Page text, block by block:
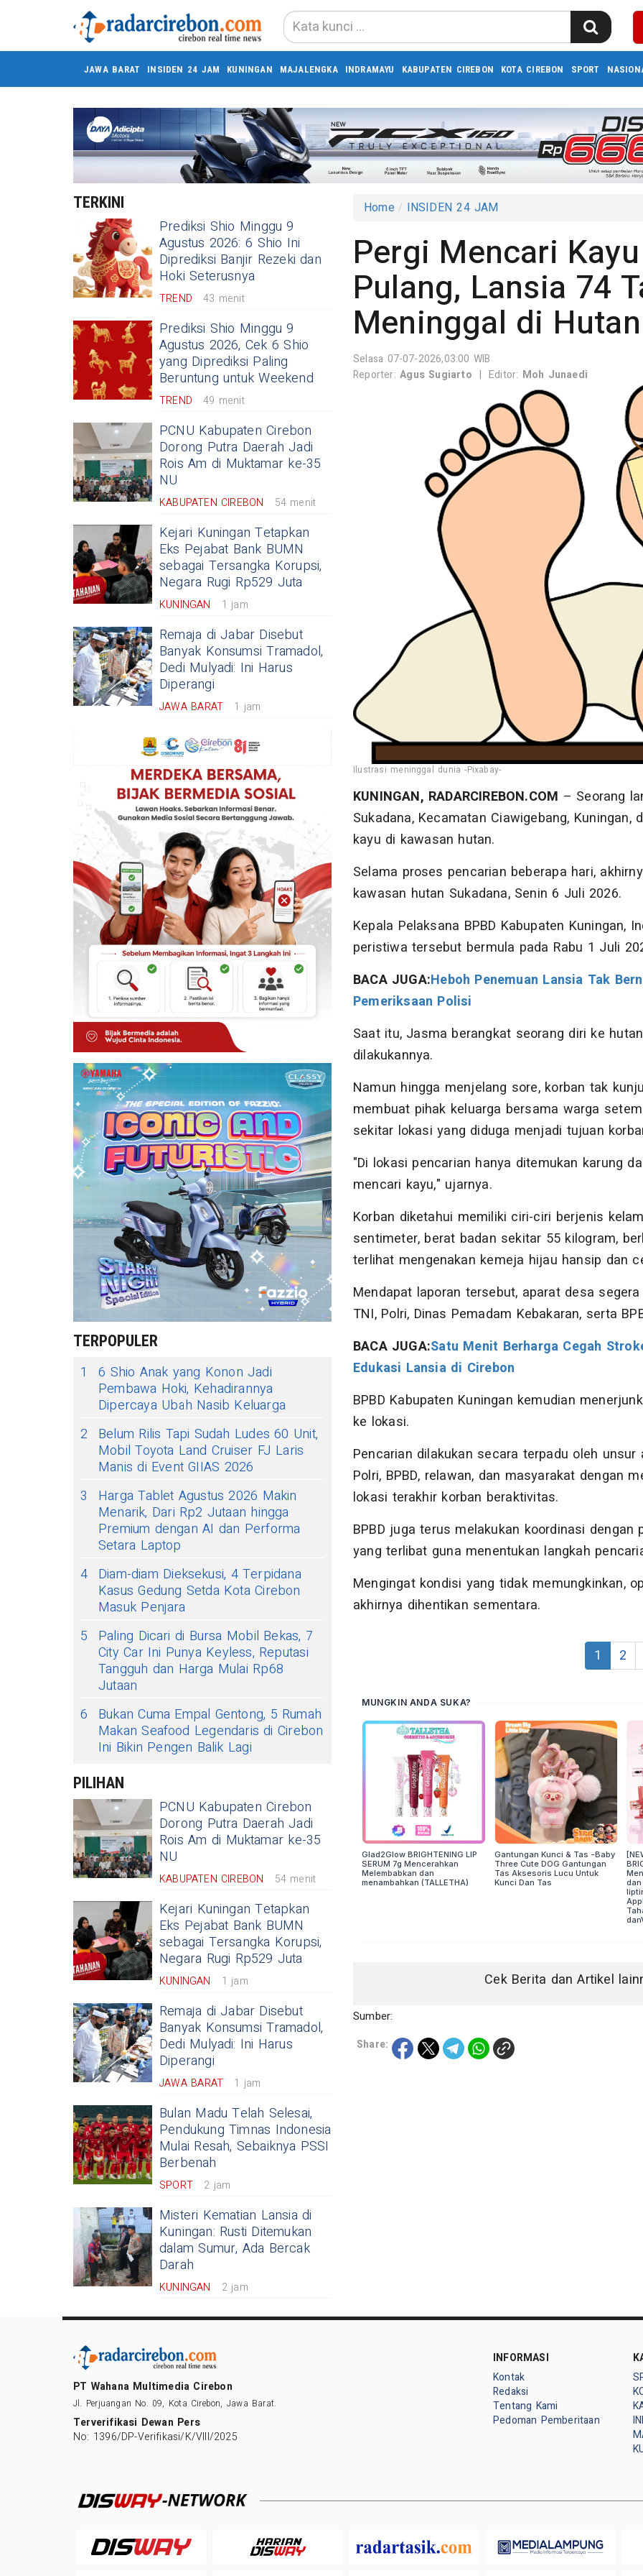
JAWA BARAT INSIDEN 24 JAM KUNINGAN MAJALENGKA INDRAMAYU KABUPATEN CIREBON KOTA CIREBON SPORT
TERKINI
Prediksi Shio Minggu 9
Agustus 2026: 6 Shio Ini
Diprediksi Banjir Rezeki dan
Hoki Seterusnya
TREND 43 menit
Prediksi Shio Minggu 9
Agustus 2026, Cek 6 Shio
yang Diprediksi Paling
Beruntung untuk Weekend
TREND 49 menit
PCNU Kabupaten Cirebon
Dorong Putra Daerah Jadi
Rois Am di Muktamar ke-35
NU
KABUPATEN CIREBON 54 menit
Kejari Kuningan Tetapkan
Eks Pejabat Bank BUMN
sebagai Tersangka Korupsi,
Negara Rugi Rp529 Juta
KUNINGAN 1 jam
Remaja di Jabar Disebut
Banyak Konsumsi Tramadol,
Dedi Mulyadi: Ini Harus
Diperangi
JAWA BARAT 1 jam
TERPOPULER
1
6 Shio Anak yang Konon Jadi
Pembawa Hoki, Kehadirannya
Dipercaya Ubah Nasib Keluarga
2
Belum Rilis Tapi Sudah Ludes 60 Unit,
Mobil Toyota Land Cruiser FJ Laris
Manis di Event GIIAS 2026
3
Harga Tablet Agustus 2026 Makin
Menarik, Dari Rp2 Jutaan hingga
Premium dengan AI dan Performa
Setara Laptop
4 Diam-diam Dieksekusi, 4 Terpidana
Kasus Gedung Setda Kota Cirebon
Masuk Penjara
5
Paling Dicari di Bursa Mobil Bekas, 7
City Car Ini Punya Keyless, Reputasi
Tangguh dan Harga Mulai Rp68
Jutaan
6
Bukan Cuma Empal Gentong, 5 Rumah
Makan Seafood Legendaris di Cirebon
Ini Bikin Pengen Balik Lagi
PILIHAN
PCNU Kabupaten Cirebon
Dorong Putra Daerah Jadi
Rois Am di Muktamar ke-35
NU
KABUPATEN CIREBON 54 menit
Kejari Kuningan Tetapkan
Eks Pejabat Bank BUMN
sebagai Tersangka Korupsi,
Negara Rugi Rp529 Juta
KUNINGAN 1 jam
Remaja di Jabar Disebut
Banyak Konsumsi Tramadol,
Dedi Mulyadi: Ini Harus
Diperangi
JAWA BARAT 1 jam
Bulan Madu Telah Selesai,
Pendukung Timnas Indonesia
Mulai Resah, Sebaiknya PSSI
Berbenah
SPORT 2 jam
Misteri Kematian Lansia di
Kuningan: Rusti Ditemukan
dalam Sumur, Ada Bercak
Darah
KUNINGAN 2 jam
Home INSIDEN 24 JAM
Pergi Mencari
Pulang, Lansia 74
Meninggal di Hutan
Selasa 07-07-2026,03:00 WIB
Reporter:Agus Sugiarto | Editor: Moh Junaedi
Ilustrasi meninggal dunia -Pixabay-
KUNINGAN, RADARCIREBON.COM – Seorang
Sukadana, Kecamatan Ciawigebang,
kayu di kawasan hutan.
Selama proses pencarian beberapa hari,
kawasan hutan Sukadana, Senin 6 Juli 2026.
Kepala Pelaksana BPBD Kabupaten Kuningan,
peristiwa tersebut bermula pada Rabu 1 Juli
BACA JUGA:Heboh Penemuan Lansia Tak
Pemeriksaan Polisi
Saat itu, Jasma berangkat seorang diri ke
dilakukannya.
Namun hingga menjelang sore, korban tak
membuat pihak keluarga bersama warga
sekitar lokasi yang diduga menjadi tujuan
"Di lokasi pencarian hanya ditemukan karung
mencari kayu," ujarnya.
Korban diketahui memiliki ciri-ciri berjenis
sentimeter, berat badan sekitar 55 kilogram,
terlihat mengenakan kemeja hijau hansip dan
Mendapat laporan tersebut, aparat desa
TNI, Polri, Dinas Pemadam Kebakaran, serta
BACA JUGA:Satu Menit Berharga Cegah
Edukasi Lansia di Cirebon
BPBD Kabupaten Kuningan kemudian
ke lokasi.
Pencarian dilakukan secara terpadu oleh
Polri, BPBD, relawan, dan masyarakat dengan
lokasi terakhir korban beraktivitas.
BPBD juga terus melakukan koordinasi
yang terlibat guna menentukan langkah
Mengingat kondisi yang tidak memungkinkan,
akhirnya dihentikan sementara.
1 2
Cek Berita dan Artikel
Sumber:
Share:
PT Wahana Multimedia Cirebon
Jl. Perjuangan No. 09, Kota Cirebon, Jawa Barat.
Terverifikasi Dewan Pers
No: 1396/DP-Verifikasi/K/VIII/2025
INFORMASI
Kontak
Redaksi
Tentang Kami
Pedoman Pemberitaan